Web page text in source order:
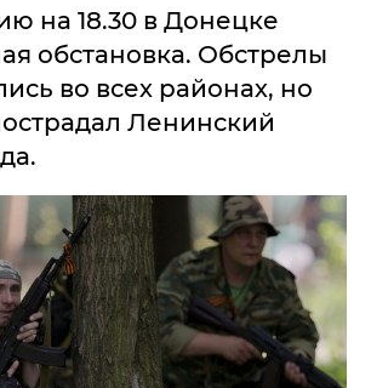
на 18.30 в Донецке
обстановка. Обстрелы
во всех районах, но
Ленинский